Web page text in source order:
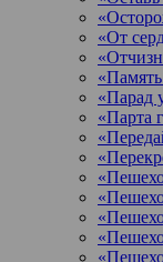
«От
«Парад
«Парта